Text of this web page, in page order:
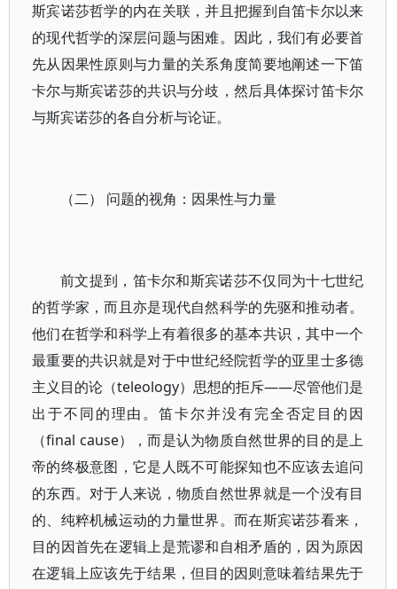
斯宾诺莎哲学的内在关联，并且把握到自笛卡尔以来
的现代哲学的深层问题与困难。因此，我们有必要首
先从因果性原则与力量的关系角度简要地阐述一下笛
卡尔与斯宾诺莎的共识与分歧，然后具体探讨笛卡尔
与斯宾诺莎的各自分析与论证。
（二） 问题的视角：因果性与力量
前文提到，笛卡尔和斯宾诺莎不仅同为十七世纪
的哲学家，而且亦是现代自然科学的先驱和推动者。
他们在哲学和科学上有着很多的基本共识，其中一个
最重要的共识就是对于中世纪经院哲学的亚里士多德
主义目的论（teleology）思想的拒斥——尽管他们是
出于不同的理由。笛卡尔并没有完全否定目的因
（final cause），而是认为物质自然世界的目的是上
帝的终极意图，它是人既不可能探知也不应该去追问
的东西。对于人来说，物质自然世界就是一个没有目
的、纯粹机械运动的力量世界。而在斯宾诺莎看来，
目的因首先在逻辑上是荒谬和自相矛盾的，因为原因
在逻辑上应该先于结果，但目的因则意味着结果先于